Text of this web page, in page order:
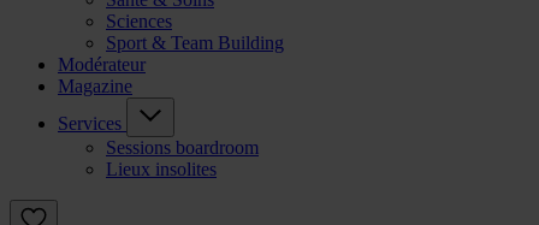
Sciences
Sport & Team Building
Modérateur
Magazine
Services
Sessions boardroom
Lieux insolites